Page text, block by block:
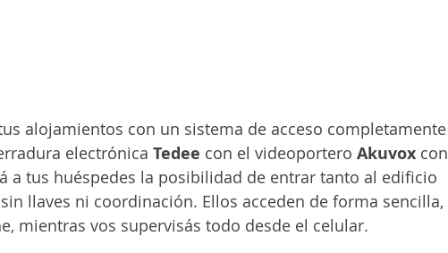
alojamientos con un sistema de acceso completamente
electrónica Tedee con el videoportero Akuvox con
a tus huéspedes la posibilidad de entrar tanto al edificio
llaves ni coordinación. Ellos acceden de forma sencilla,
mientras vos supervisás todo desde el celular.